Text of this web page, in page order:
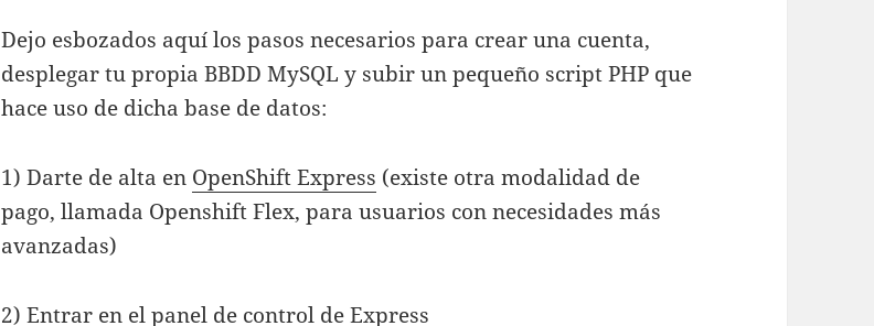
Dejo esbozados aquí los pasos necesarios para crear una cuenta,
desplegar tu propia BBDD MySQL y subir un pequeño script PHP que
hace uso de dicha base de datos:
1) Darte de alta en OpenShift Express (existe otra modalidad de
pago, llamada Openshift Flex, para usuarios con necesidades más
avanzadas)
2) Entrar en elpanel de control de Express